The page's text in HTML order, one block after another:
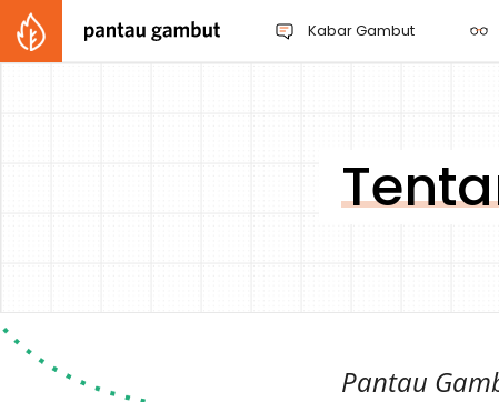
Kabar Gambut
Pantau